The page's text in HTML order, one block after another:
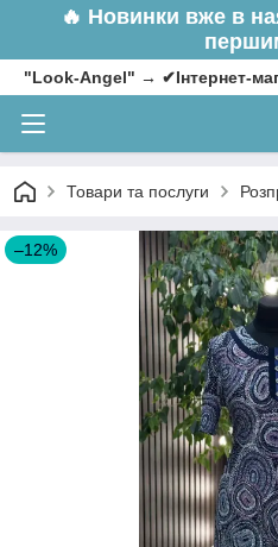
🔥 Новинки вже в
"Look-Angel" → ✔Інтернет-
Товари та послуги
–12%